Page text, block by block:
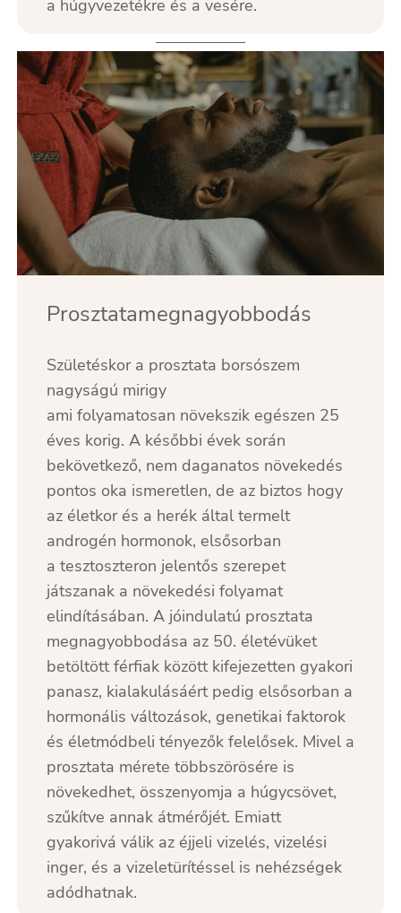
a húgyvezetékre és a vesére.
Prosztatamegnagyobbodás
Születéskor a prosztata borsószem
nagyságú mirigy
ami folyamatosan növekszik egészen 25
éves korig. A későbbi évek során
bekövetkező, nem daganatos növekedés
pontos oka ismeretlen, de az biztos hogy
az életkor és a herék által termelt
androgén hormonok, elsősorban
a tesztoszteron jelentős szerepet
játszanak a növekedési folyamat
elindításában.​ A jóindulatú prosztata
megnagyobbodása az 50. életévüket
betöltött férfiak között kifejezetten gyakori
panasz, kialakulásáért pedig elsősorban a
hormonális változások, genetikai faktorok
és életmódbeli tényezők felelősek. Mivel a
prosztata mérete többszörösére is
növekedhet, összenyomja a húgycsövet,
szűkítve annak átmérőjét. Emiatt
gyakorivá válik az éjjeli vizelés, vizelési
inger, és a vizeletürítéssel is nehézségek
adódhatnak.